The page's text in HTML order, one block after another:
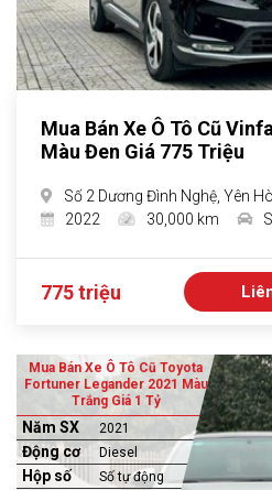
Mua Bán Xe Ô Tô Cũ
Màu Đen Giá 775 Triệu
Số 2 Dương Đình Nghệ, Yên
2022
30,000 km
775 triệu
Mua Bán Xe Ô Tô Cũ Toyota
Fortuner Legander 2021 Màu
Trắng Giá 1 Tỷ
Năm SX 2021
Động cơ Diesel
Hộp số Số tự động